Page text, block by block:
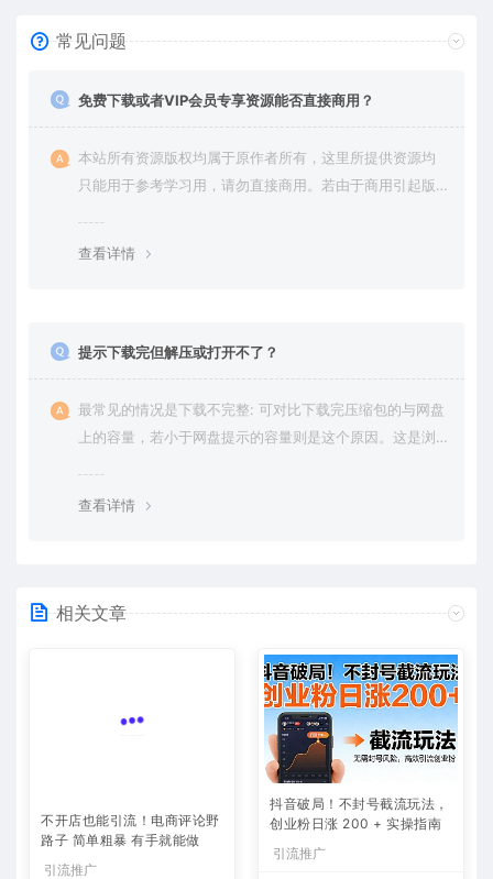
常见问题
免费下载或者VIP会员专享资源能否直接商用？
本站所有资源版权均属于原作者所有，这里所提供资源均
只能用于参考学习用，请勿直接商用。若由于商用引起版
查看详情
提示下载完但解压或打开不了？
最常见的情况是下载不完整: 可对比下载完压缩包的与网盘
上的容量，若小于网盘提示的容量则是这个原因。这是浏
查看详情
相关文章
不开店也能引流！电商评论野
路子 简单粗暴 有手就能做
引流推广
抖音破局！不封号截流玩法，
创业粉日涨 200 + 实操指南
引流推广